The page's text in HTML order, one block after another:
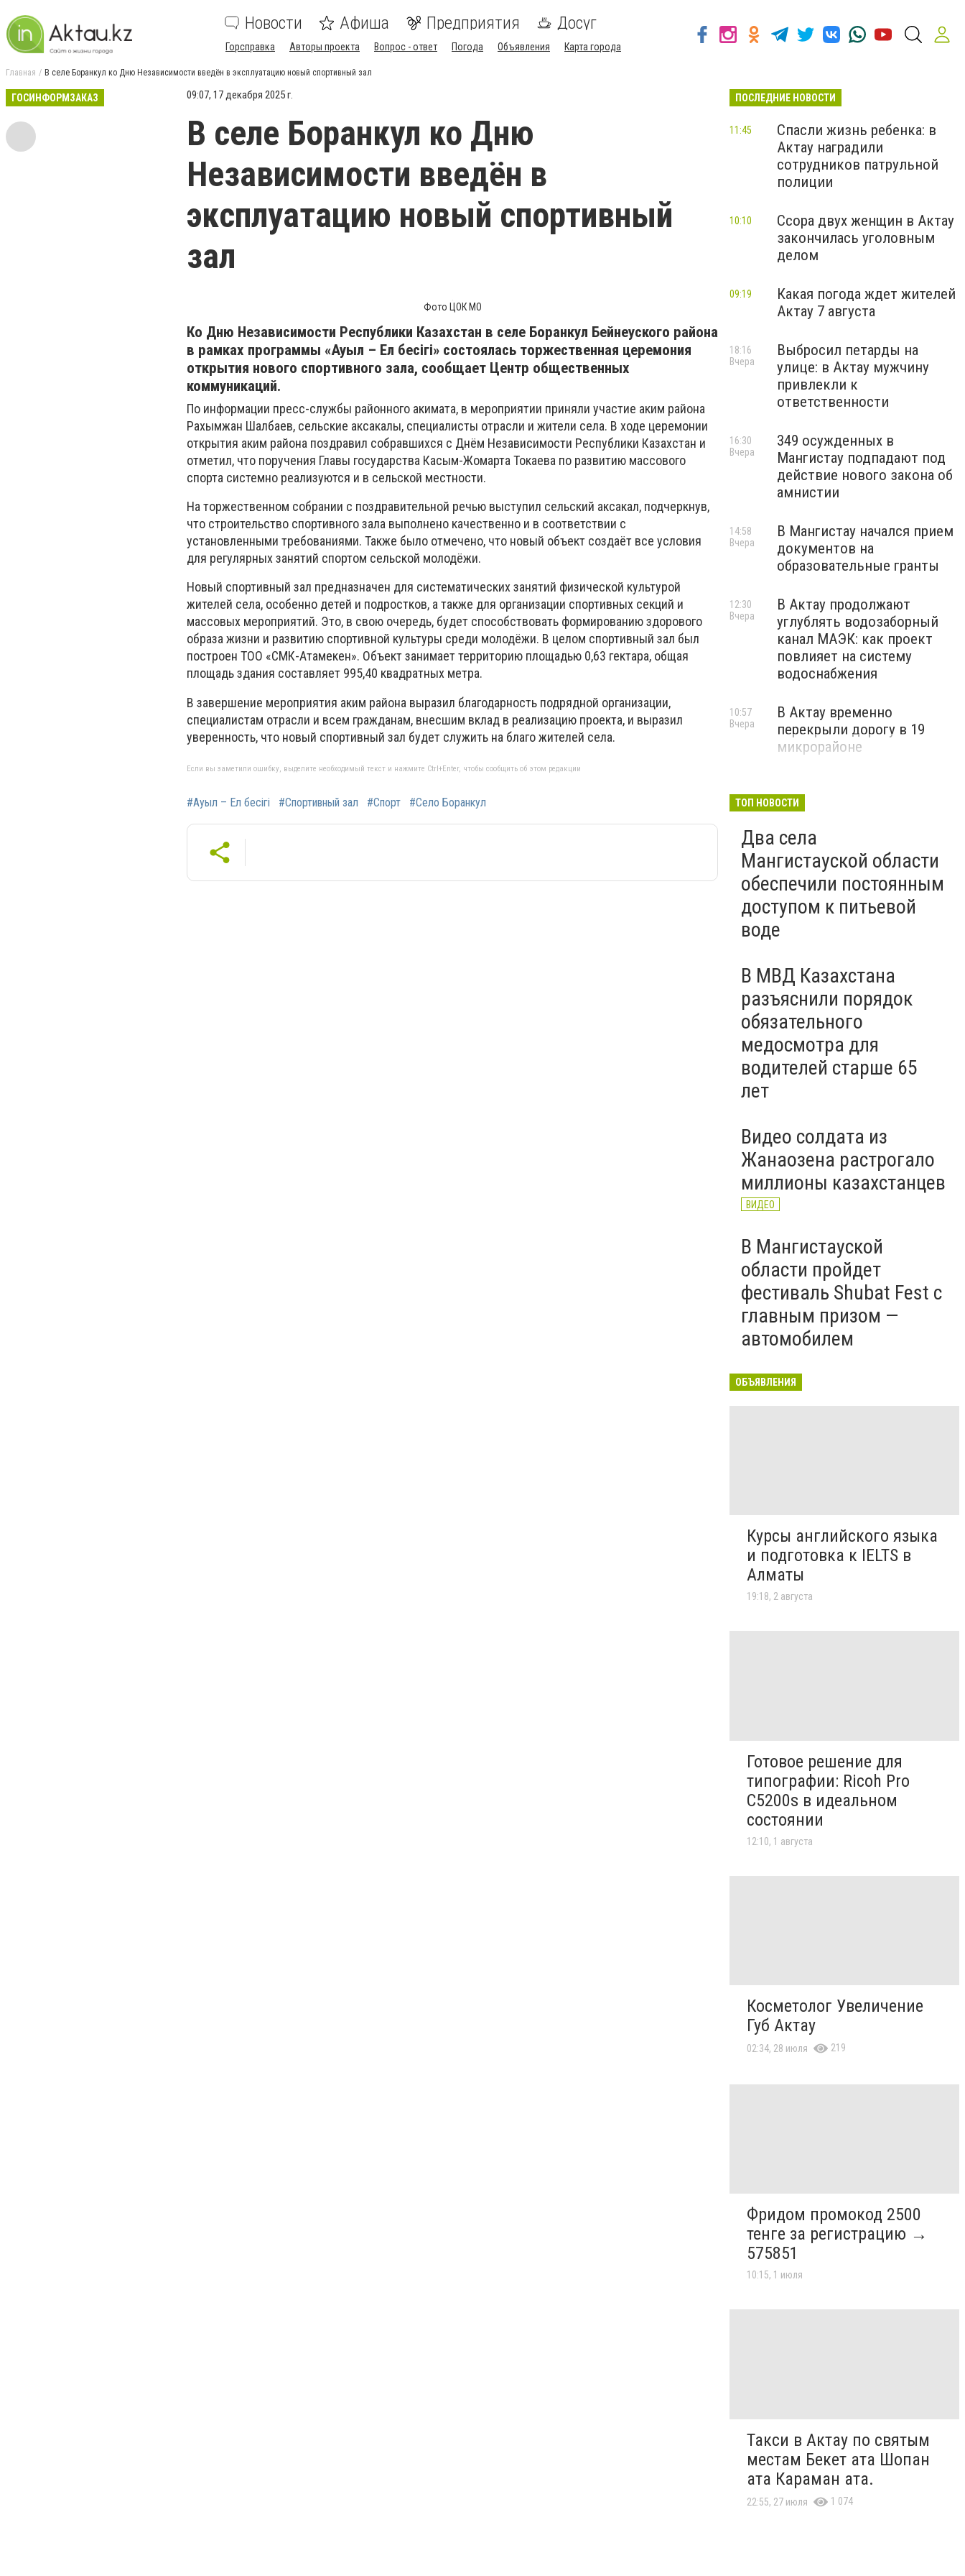
Новости Афиша Предприятия Досуг
Горсправка Авторы проекта Вопрос - ответ Погода Объявления Карта города
Главная В селе Боранкул ко Дню Независимости введён в эксплуатацию новый спортивный зал
ГОСИНФОРМЗАКАЗ 09:07, 17 декабря 2025 г.
В селе Боранкул ко Дню
Независимости введён в
эксплуатацию новый спортивный
зал
Фото ЦОК МО
Ко Дню Независимости Республики Казахстан в селе Боранкул Бейнеуского района
в рамках программы «Ауыл – Ел бесігі» состоялась торжественная церемония
открытия нового спортивного зала, сообщает Центр общественных
коммуникаций.
По информации пресс-службы районного акимата, в мероприятии приняли участие аким района
Рахымжан Шалбаев, сельские аксакалы, специалисты отрасли и жители села. В ходе церемонии
открытия аким района поздравил собравшихся с Днём Независимости Республики Казахстан и
отметил, что поручения Главы государства Касым-Жомарта Токаева по развитию массового
спорта системно реализуются и в сельской местности.
На торжественном собрании с поздравительной речью выступил сельский аксакал, подчеркнув,
что строительство спортивного зала выполнено качественно и в соответствии с
установленными требованиями. Также было отмечено, что новый объект создаёт все условия
для регулярных занятий спортом сельской молодёжи.
Новый спортивный зал предназначен для систематических занятий физической культурой
жителей села, особенно детей и подростков, а также для организации спортивных секций и
массовых мероприятий. Это, в свою очередь, будет способствовать формированию здорового
образа жизни и развитию спортивной культуры среди молодёжи. В целом спортивный зал был
построен ТОО «СМК-Атамекен». Объект занимает территорию площадью 0,63 гектара, общая
площадь здания составляет 995,40 квадратных метра.
В завершение мероприятия аким района выразил благодарность подрядной организации,
специалистам отрасли и всем гражданам, внесшим вклад в реализацию проекта, и выразил
уверенность, что новый спортивный зал будет служить на благо жителей села.
Если вы заметили ошибку, выделите необходимый текст и нажмите Ctrl+Enter, чтобы сообщить об этом редакции
#Ауыл – Ел бесігі #Спортивный зал #Спорт #Село Боранкул
ПОСЛЕДНИЕ НОВОСТИ
Спасли жизнь ребенка: в
Актау наградили
сотрудников патрульной
полиции
11:45
Ссора двух женщин в Актау
закончилась уголовным
делом
10:10
Какая погода ждет жителей
Актау 7 августа
09:19
Выбросил петарды на
улице: в Актау мужчину
привлекли к
ответственности
18:16
Вчера
349 осужденных в
Мангистау подпадают под
действие нового закона об
амнистии
16:30
Вчера
В Мангистау начался прием
документов на
образовательные гранты
14:58
Вчера
В Актау продолжают
углублять водозаборный
канал МАЭК: как проект
повлияет на систему
водоснабжения
12:30
Вчера
В Актау временно
перекрыли дорогу в 19
микрорайоне
10:57
Вчера
ТОП НОВОСТИ
Два села
Мангистауской области
обеспечили постоянным
доступом к питьевой
воде
В МВД Казахстана
разъяснили порядок
обязательного
медосмотра для
водителей старше 65
лет
Видео солдата из
Жанаозена растрогало
миллионы казахстанцев
ВИДЕО
В Мангистауской
области пройдет
фестиваль Shubat Fest с
главным призом —
автомобилем
ОБЪЯВЛЕНИЯ
Курсы английского языка
и подготовка к IELTS в
Алматы
19:18, 2 августа
Готовое решение для
типографии: Ricoh Pro
C5200s в идеальном
состоянии
12:10, 1 августа
Косметолог Увеличение
Губ Актау
02:34, 28 июля 219
Фридом промокод 2500
тенге за регистрацию →
575851
10:15, 1 июля
Такси в Актау по святым
местам Бекет ата Шопан
ата Караман ата.
22:55, 27 июля 1 074